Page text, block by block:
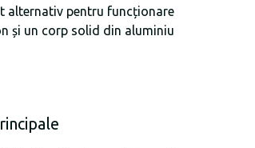
alternativ pentru funcționare
și un corp solid din aluminiu